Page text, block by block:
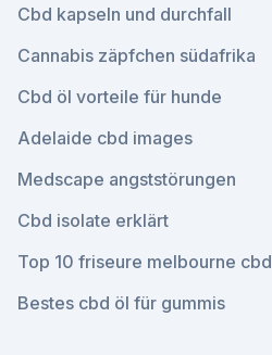
Cbd kapseln und durchfall
Cannabis zäpfchen südafrika
Cbd öl vorteile für hunde
Adelaide cbd images
Medscape angststörungen
Cbd isolate erklärt
Top 10 friseure melbourne cbd
Bestes cbd öl für gummis